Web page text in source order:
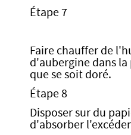
Étape 7
Faire chauffer de
d'aubergine dans
que se soit doré.
Étape 8
Disposer sur du
d'absorber